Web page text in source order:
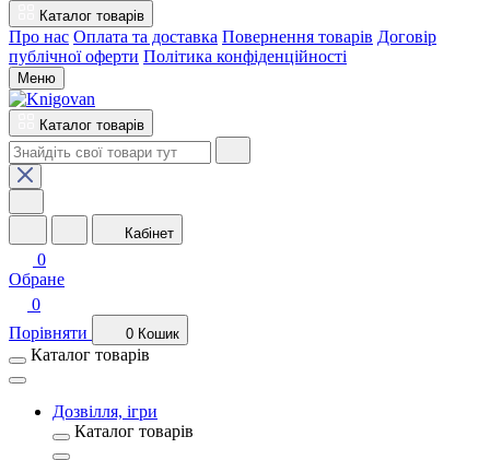
Каталог товарів
Про нас Оплата та доставка Повернення товарів Договір
публічної оферти Політика конфіденційності
Меню
Каталог товарів
Кабінет
0
Обране
0
Порівняти
0 Кошик
Каталог товарів
Дозвілля, ігри
Каталог товарів